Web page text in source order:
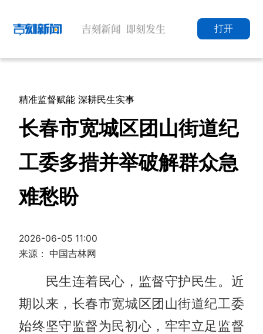
打开
精准监督赋能 深耕民生实事
长春市宽城区团山街道纪
工委多措并举破解群众急
难愁盼
2026-06-05 11:00
来源： 中国吉林网
民生连着民心，监督守护民生。近
期以来，长春市宽城区团山街道纪工委
始终坚守监督为民初心，牢牢立足监督